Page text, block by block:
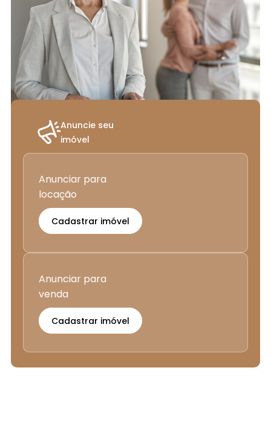
Anuncie seu
imóvel
Anunciar para
locação
Cadastrar imóvel
Anunciar para
venda
Cadastrar imóvel